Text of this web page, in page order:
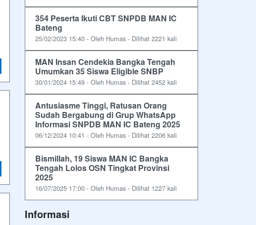
354 Peserta Ikuti CBT SNPDB MAN IC
Bateng
25/02/2023 15:40 - Oleh Humas - Dilihat 2221 kali
MAN Insan Cendekia Bangka Tengah
Umumkan 35 Siswa Eligible SNBP
30/01/2024 15:49 - Oleh Humas - Dilihat 2452 kali
Antusiasme Tinggi, Ratusan Orang
Sudah Bergabung di Grup WhatsApp
Informasi SNPDB MAN IC Bateng 2025
06/12/2024 10:41 - Oleh Humas - Dilihat 2206 kali
Bismillah, 19 Siswa MAN IC Bangka
Tengah Lolos OSN Tingkat Provinsi
2025
16/07/2025 17:00 - Oleh Humas - Dilihat 1227 kali
Informasi